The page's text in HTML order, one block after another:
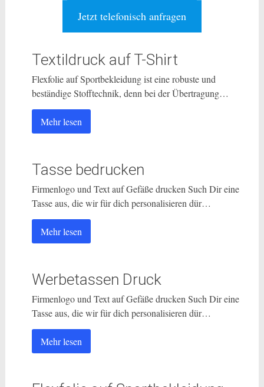
Jetzt telefonisch anfragen
Textildruck auf T-Shirt
Flexfolie auf Sportbekleidung ist eine robuste und
beständige Stofftechnik, denn bei der Übertragung…
Mehr lesen
Tasse bedrucken
Firmenlogo und Text auf Gefäße drucken Such Dir eine
Tasse aus, die wir für dich personalisieren dür…
Mehr lesen
Werbetassen Druck
Firmenlogo und Text auf Gefäße drucken Such Dir eine
Tasse aus, die wir für dich personalisieren dür…
Mehr lesen